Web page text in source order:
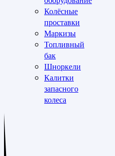
Колёсные
проставки
Маркизы
Топливный
бак
Шноркели
Калитки
запасного
колеса